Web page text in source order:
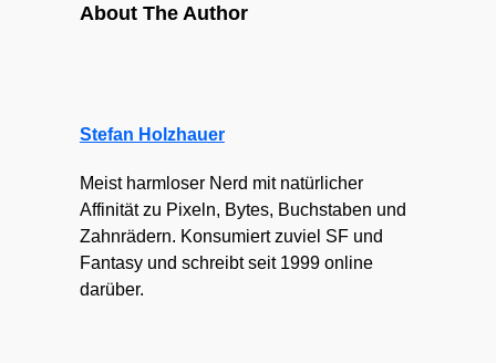
About The Author
Stefan Holzhauer
Meist harmloser Nerd mit natürlicher
Affinität zu Pixeln, Bytes, Buchstaben und
Zahnrädern. Konsumiert zuviel SF und
Fantasy und schreibt seit 1999 online
darüber.